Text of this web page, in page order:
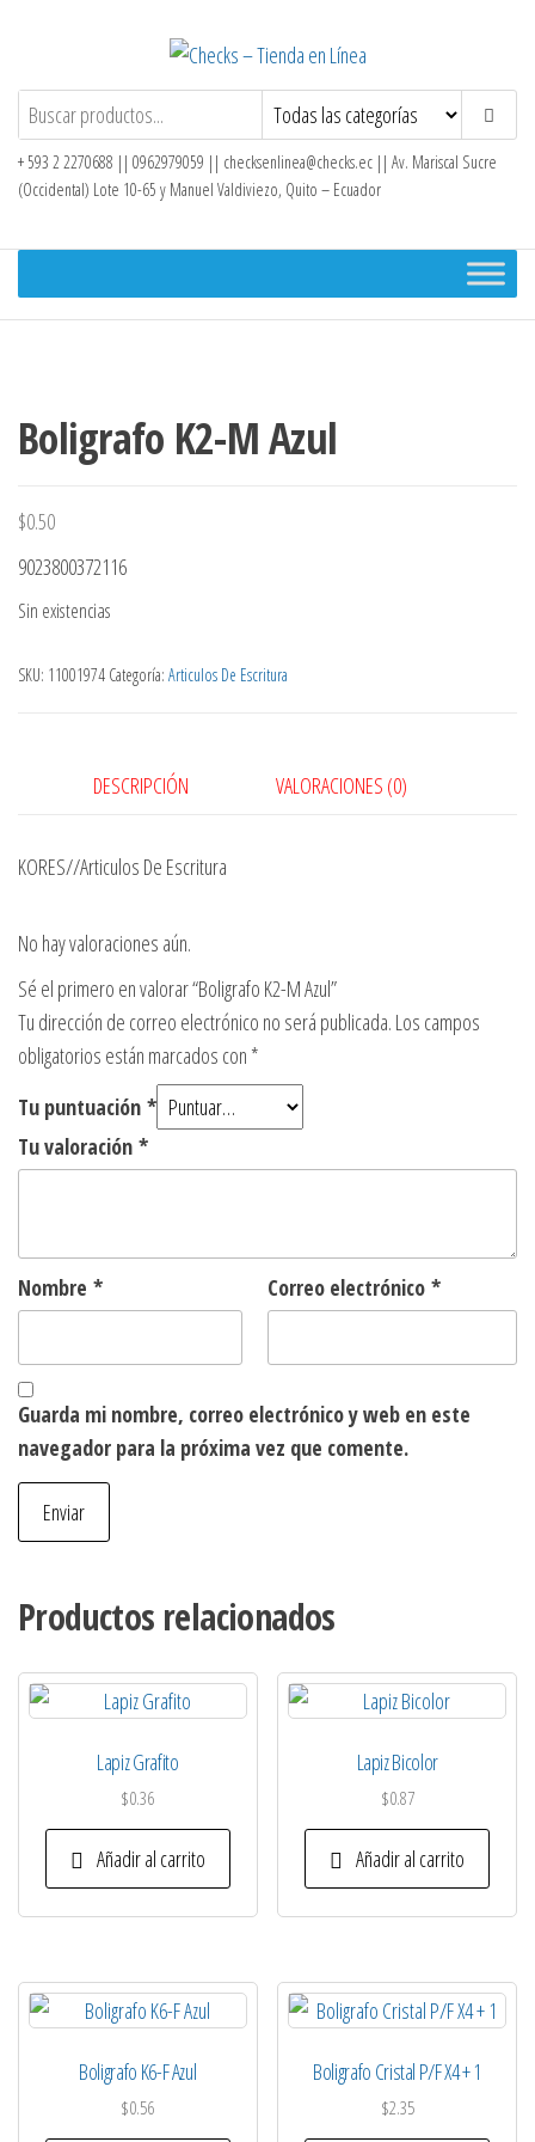
contenido
Checks – Tienda en Línea
+ 593 2 2270688 || 0962979059 || checksenlinea@checks.ec || Av. Mariscal Sucre
(Occidental) Lote 10-65 y Manuel Valdiviezo, Quito – Ecuador
Boligrafo K2-M Azul
$0.50
9023800372116
Sin existencias
SKU: 11001974 Categoría: Articulos De Escritura
DESCRIPCIÓN VALORACIONES (0)
KORES//Articulos De Escritura
No hay valoraciones aún.
Sé el primero en valorar “Boligrafo K2-M Azul”
Tu dirección de correo electrónico no será publicada. Los campos
obligatorios están marcados con *
Tu puntuación *
Tu valoración *
Nombre * Correo electrónico *
Guarda mi nombre, correo electrónico y web en este
navegador para la próxima vez que comente.
Productos relacionados
Lapiz Grafito
$0.36
Añadir al carrito
Lapiz Bicolor
$0.87
Añadir al carrito
Boligrafo K6-F Azul
$0.56
Boligrafo Cristal P/F X4 + 1
$2.35